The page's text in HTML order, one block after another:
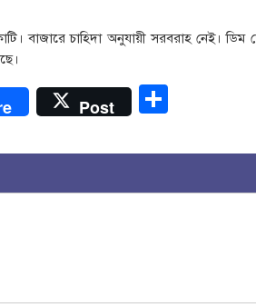
বাজারে চাহিদা অনুযায়ী সরবরাহ নেই।
Post